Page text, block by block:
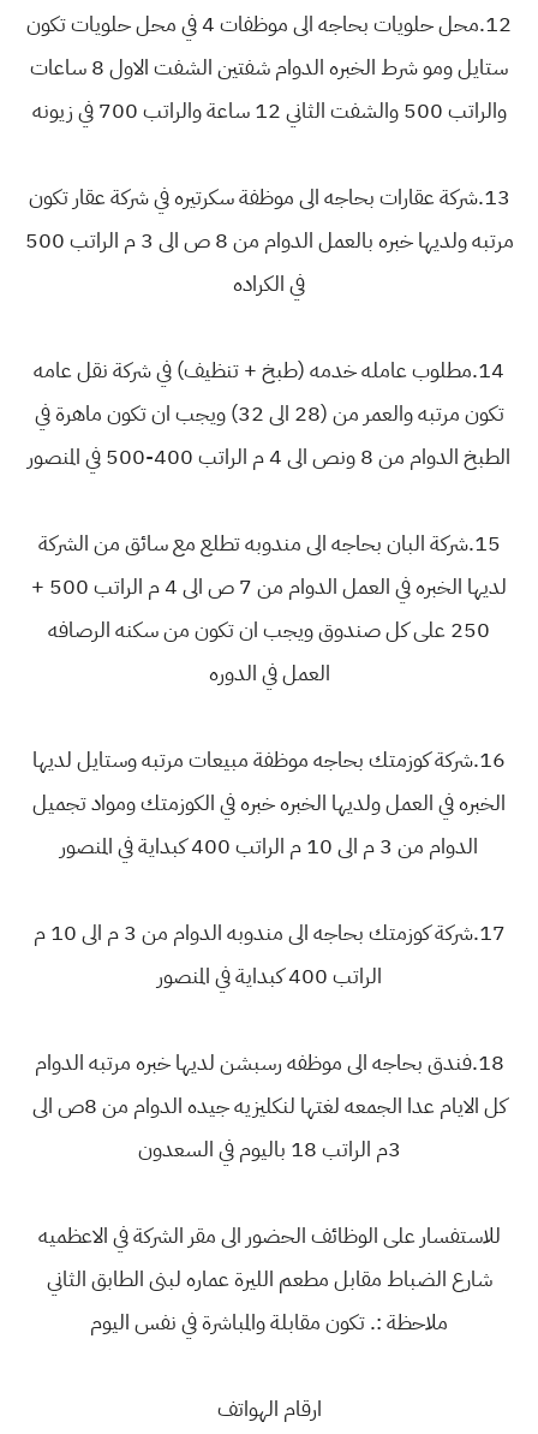
12.محل حلويات بحاجه الى موظفات 4 في محل حلويات تكون
ستايل ومو شرط الخبره الدوام شفتين الشفت الاول 8 ساعات
والراتب 500 والشفت الثاني 12 ساعة والراتب 700 في زيونه
13.شركة عقارات بحاجه الى موظفة سكرتيره في شركة عقار تكون
مرتبه ولديها خبره بالعمل الدوام من 8 ص الى 3 م الراتب 500
في الكراده
14.مطلوب عامله خدمه (طبخ + تنظيف) في شركة نقل عامه
تكون مرتبه والعمر من (28 الى 32) ويجب ان تكون ماهرة في
الطبخ الدوام من 8 ونص الى 4 م الراتب 400-500 في المنصور
15.شركة البان بحاجه الى مندوبه تطلع مع سائق من الشركة
لديها الخبره في العمل الدوام من 7 ص الى 4 م الراتب 500 +
250 على كل صندوق ويجب ان تكون من سكنه الرصافه
العمل في الدوره
16.شركة كوزمتك بحاجه موظفة مبيعات مرتبه وستايل لديها
الخبره في العمل ولديها الخبره خبره في الكوزمتك ومواد تجميل
الدوام من 3 م الى 10 م الراتب 400 كبداية في المنصور
17.شركة كوزمتك بحاجه الى مندوبه الدوام من 3 م الى 10 م
الراتب 400 كبداية في المنصور
18.فندق بحاجه الى موظفه رسبشن لديها خبره مرتبه الدوام
كل الايام عدا الجمعه لغتها لنكليزيه جيده الدوام من 8ص الى
3م الراتب 18 باليوم في السعدون
للاستفسار على الوظائف الحضور الى مقر الشركة في الاعظميه
شارع الضباط مقابل مطعم الليرة عماره لبنى الطابق الثاني
ملاحظة :. تكون مقابلة والمباشرة في نفس اليوم
ارقام الهواتف